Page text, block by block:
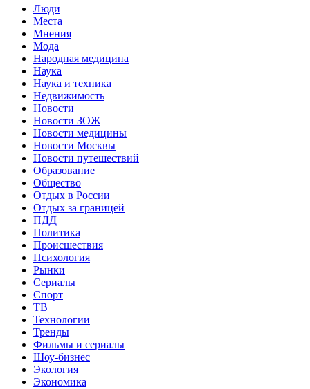
Люди
Места
Мнения
Мода
Народная медицина
Наука
Наука и техника
Недвижимость
Новости
Новости ЗОЖ
Новости медицины
Новости Москвы
Новости путешествий
Образование
Общество
Отдых в России
Отдых за границей
ПДД
Политика
Происшествия
Психология
Рынки
Сериалы
Спорт
ТВ
Технологии
Тренды
Фильмы и сериалы
Шоу-бизнес
Экология
Экономика